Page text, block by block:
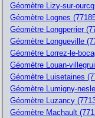
Géomètre Lizy-sur-
Géomètre Lognes
Géomètre Longperrier
Géomètre Longueville
Géomètre Lorrez-le-
Géomètre Louan-
Géomètre Luisetaines
Géomètre Lumigny-
Géomètre Luzancy
Géomètre Machault